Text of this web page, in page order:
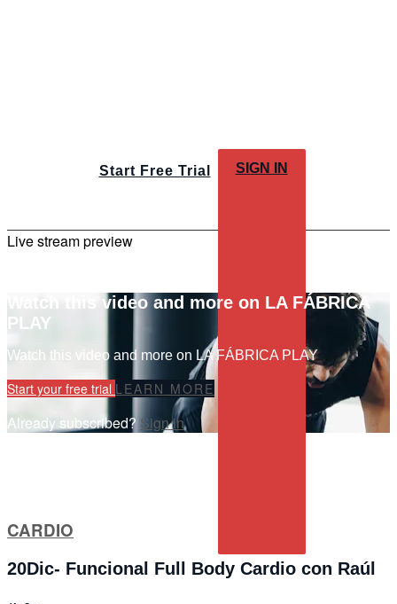
Start Free Trial SIGN IN
Live stream preview
Watch this video and more on LA FÁBRICA
PLAY
Watch this video and more on LA FÁBRICA PLAY
Start your free trial LEARN MORE
Already subscribed? Sign in
CARDIO
20Dic- Funcional Full Body Cardio con Raúl